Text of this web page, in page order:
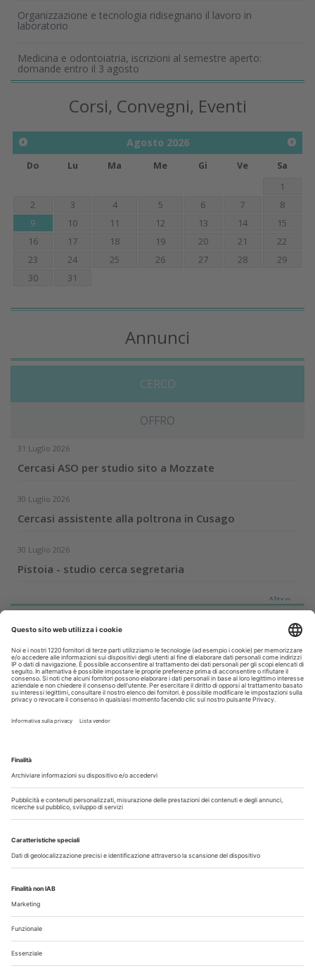
Organizzazione e tecnologia ridisegnano il lavoro in
laboratorio
Medicina e odontoiatria, iscrizioni al semestre aperto:
domande entro il 3 agosto
Corsi, Convegni, Eventi
Agosto 2026
Do Lu Ma Me Gi Ve
Sa
1
2
3 4 5 6 7
8
9
10 11 12 13 14
15
16
17 18 19 20 21
22
23
24 25 26 27 28
29
30
31
Annunci
CERCO
OFFRO
31 Luglio 2026
Cercasi ASO per studio sito a Mozzate
30 Luglio 2026
Cercasi assistente alla poltrona in Cusago
30 Luglio 2026
Pistoia - studio cerca segretaria
Altro...
Il flusso di lavoro dell’odontoiatra chairside
Odontoiatria33
Copyright © 2026 - All Rights Reserved